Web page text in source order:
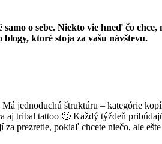
o sebe. Niekto vie hneď čo
ktoré stoja za vašu návštevu.
jednoduchú štruktúru – kategórie
aj tribal tattoo 🙂 Každý týždeň
prezretie, pokiaľ chcete niečo, ale ešte